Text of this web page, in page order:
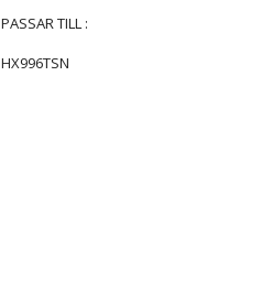
PASSAR TILL :
HX996TSN